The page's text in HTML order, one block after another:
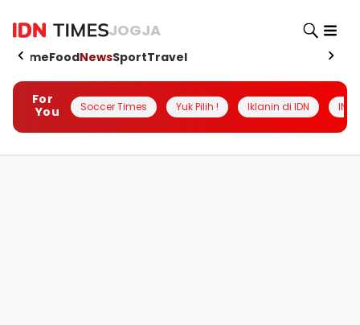
JOGJA
HomeFoodNewsSportTravel
For
You
Soccer Times Yuk Pilih ! Iklanin di IDN